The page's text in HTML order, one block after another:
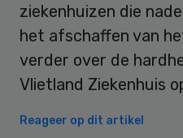
ziekenhuizen die
het afschaffen van
verder over de
Vlietland Ziekenhuis
Reageer op dit artikel